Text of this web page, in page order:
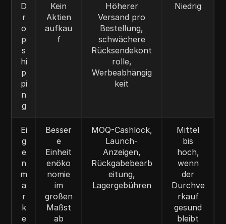
D
r
o
p
s
hi
p
pi
n
g
Kein
Aktien
aufkau
f
Höherer
Versand pro
Bestellung,
schwächere
Rücksendekont
rolle,
Werbeabhängig
keit
Niedrig
Ei
g
e
n
m
a
r
k
e
Besser
e
Einheit
enöko
nomie
im
großen
Maßst
ab
MOQ-Cashlock,
Launch-
Anzeigen,
Rückgabebearb
eitung,
Lagergebühren
Mittel
bis
hoch,
wenn
der
Durchve
rkauf
gesund
bleibt